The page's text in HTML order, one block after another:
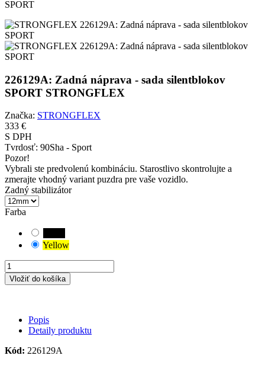
226129A: Zadná náprava - sada silentblokov
SPORT STRONGFLEX
Značka: STRONGFLEX
333 €
S DPH
Tvrdosť: 90Sha - Sport
Pozor!
Vybrali ste predvolenú kombináciu. Starostlivo skontrolujte a
zmerajte vhodný variant puzdra pre vaše vozidlo.
Zadný stabilizátor
Farba
Yellow
Vložiť do košíka
Popis
Detaily produktu
Kód: 226129A